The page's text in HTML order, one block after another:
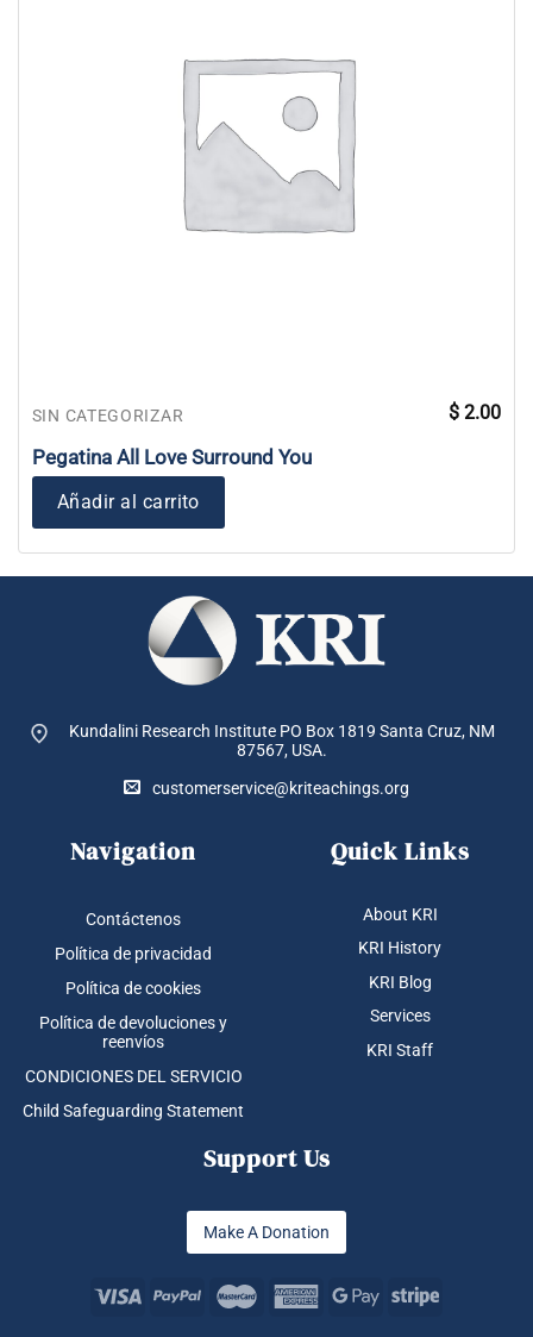
SIN CATEGORIZAR
Pegatina All Love Surround You
$ 2.00
Añadir al carrito
Kundalini Research Institute PO Box 1819 Santa Cruz, NM
87567, USA.
customerservice@kriteachings.org
Navigation
Contáctenos
Política de privacidad
Política de cookies
Política de devoluciones y
reenvíos
CONDICIONES DEL SERVICIO
Child Safeguarding Statement
Quick Links
About KRI
KRI History
KRI Blog
Services
KRI Staff
Support Us
Make A Donation